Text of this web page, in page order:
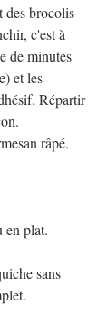
des brocolis
c'est à
de minutes
et les
Répartir
râpé.
en plat.
sans